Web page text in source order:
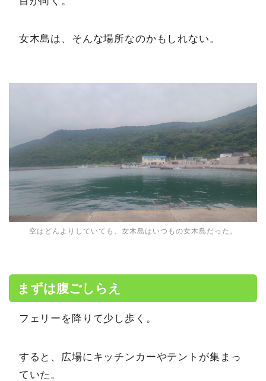
女木島は、そんな場所なのかもしれない。
空はどんよりしていても、女木島はいつもの女木島だった。
まずは腹ごしらえ
フェリーを降りて少し歩く。
すると、広場にキッチンカーやテントが集まっ
ていた。